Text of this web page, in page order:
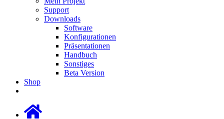
Support
Downloads
Software
Konfigurationen
Präsentationen
Handbuch
Sonstiges
Beta Version
Shop